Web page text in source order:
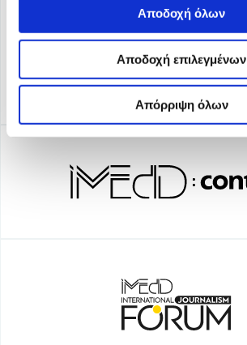
Αποδοχή όλων
Αποδοχή επιλεγμένων
Απόρριψη όλων